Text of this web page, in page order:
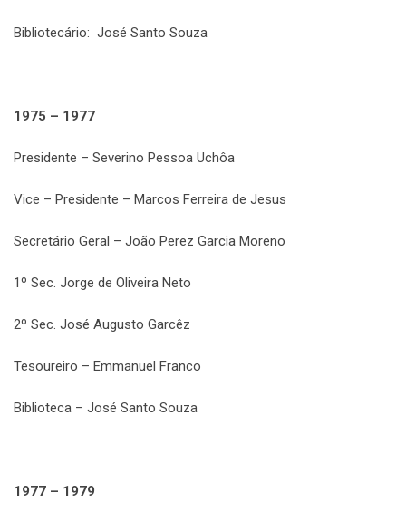
Bibliotecário: José Santo Souza
1975 – 1977
Presidente – Severino Pessoa Uchôa
Vice – Presidente – Marcos Ferreira de Jesus
Secretário Geral – João Perez Garcia Moreno
1º Sec. Jorge de Oliveira Neto
2º Sec. José Augusto Garcêz
Tesoureiro – Emmanuel Franco
Biblioteca – José Santo Souza
1977 – 1979